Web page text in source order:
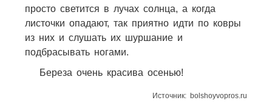
просто светится в лучах солнца, а когда
листочки опадают, так приятно идти по ковры
из них и слушать их шуршание и
подбрасывать ногами.
Береза очень красива осенью!
Источник: bolshoyvopros.ru